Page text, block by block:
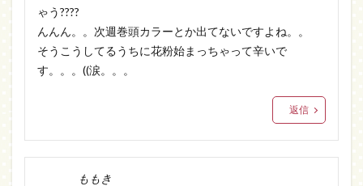
ゃう????
んんん。。次週巻頭カラーとか出てないですよね。。
そうこうしてるうちに花粉始まっちゃって辛いで
す。。。((涙。。。
返信
ももき